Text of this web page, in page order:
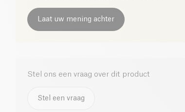
Laat uw mening achter
Stel ons een vraag over dit product
Stel een vraag